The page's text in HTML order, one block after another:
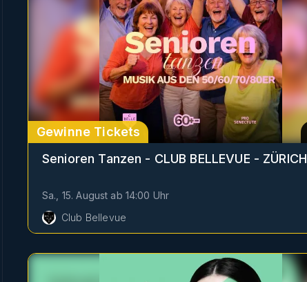
Gewinne Tickets
Senioren Tanzen - CLUB BELLEVUE - ZÜRICH
Sa., 15. August ab 14:00 Uhr
Club Bellevue